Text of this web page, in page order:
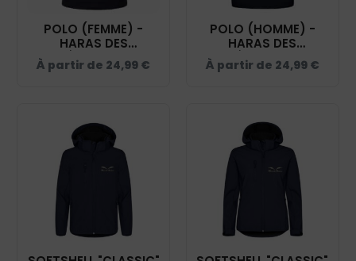
POLO (FEMME) -
HARAS DES
BUSSIÈRES - NAVY -
BCI1F
À partir de 24,99 €
POLO (HOMME) -
HARAS DES
BUSSIÈRES - NAVY -
BCID1
À partir de 24,99 €